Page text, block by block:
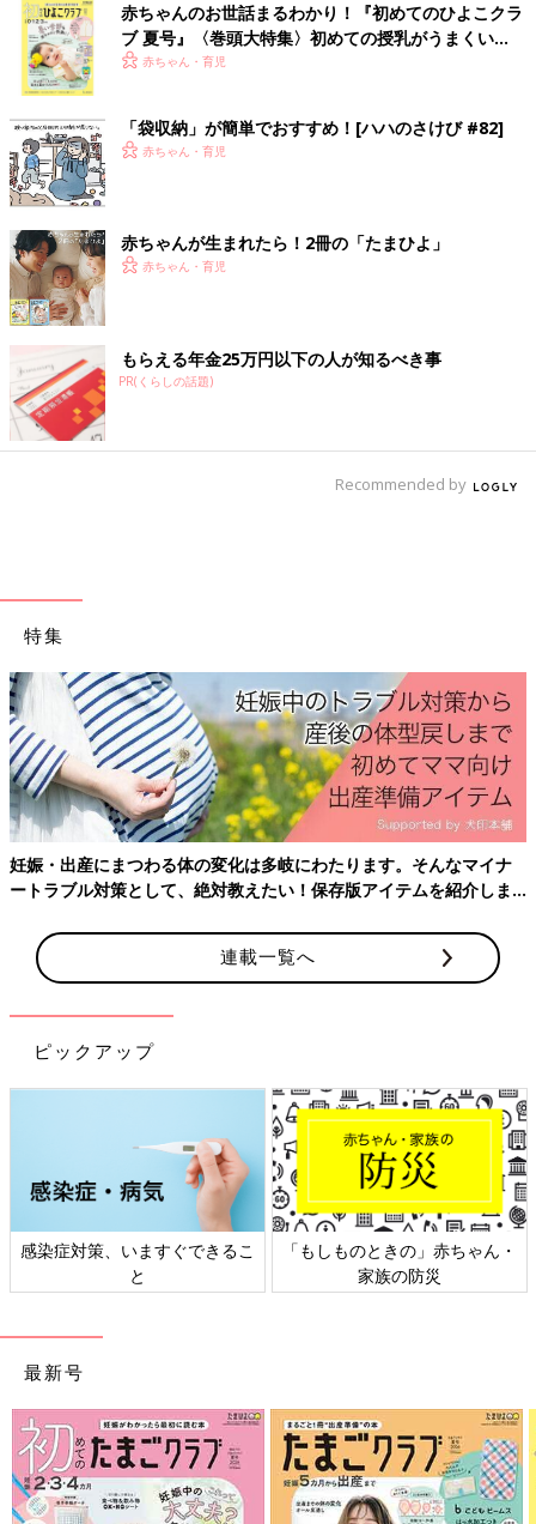
小さな子どものいる家庭では、子どもの薬の誤飲を防ぐ工夫が必
要です。東京消防庁は令和元年から5年までの5年間に5歳以下の
子ども5528人がたばこや薬などの誤飲・窒息事故で救急搬送し
たことを報じており、誤飲事故は決して他人ごとではありません
（※1）。
子どもの誤飲を防いで薬を収納するためのポイントは次の2つで
す。
子どもの目につかない場所に置く
薬の誤飲を防ぐために、小さな子どもの目につかない場所・手の
届かない場所に薬を保管しましょう。扉付きの収納棚やキッチン
ボードの一番上の棚など、子どもが関心を抱きにくい場所を選ぶ
のがポイントです。
足場にして高い所のものを取ってしまう場合があります（※2）。
万が一小さな子どもが薬を手にしても、自力で開封できない袋や
ケースを使用していれば誤飲を防止できます。噛んでも破れにく
い素材の袋や、子どもが開けられないロック付きのケースなどを
選びましょう。また、市販の子ども用風邪シロップなどには「チ
ャイルドレジスタンス包装容器」と呼ばれる子どもが開けにくい
構造の容器の薬も販売されているので、そのような製品を選ぶの
もひとつです。
普段は薬の置き場所に注意していても、他の子どもに飲ませるた
めに薬箱を一時的に床に置いてしまうケースもみられます。実際
にそのような状況での乳幼児の誤飲事故も報告されているため、
もし子どもが薬を手にしても誤飲できないように備えることが重
要です（※2）。
薬の保管時の注意点
保管している薬は定期的に見直して、期限切れの薬を処分しまし
ょう。薬を保管する際には、直射日光や多湿な場所を避けること
も必要です。
赤ちゃんのお世話まるわかり！『初めてのひよこクラ
ブ 夏号』〈巻頭大特集〉初めての授乳がうまくい
く！ おっぱい・ミルクの基本と夏のトラブル 解決テ
赤ちゃん・育児
「袋収納」が簡単でおすすめ！[ハハのさけび #82]
赤ちゃん・育児
赤ちゃんが生まれたら！2冊の「たまひよ」
赤ちゃん・育児
もらえる年金25万円以下の人が知るべき事
PR(くらしの話題)
Recommended by
特集
妊娠・出産にまつわる体の変化は多岐にわたります。そんなマイナ
ートラブル対策として、絶対教えたい！保存版アイテムを紹介しま
連載一覧へ
ピックアップ
感染症対策、いますぐできるこ
と
「もしものときの」赤ちゃん・
家族の防災
最新号